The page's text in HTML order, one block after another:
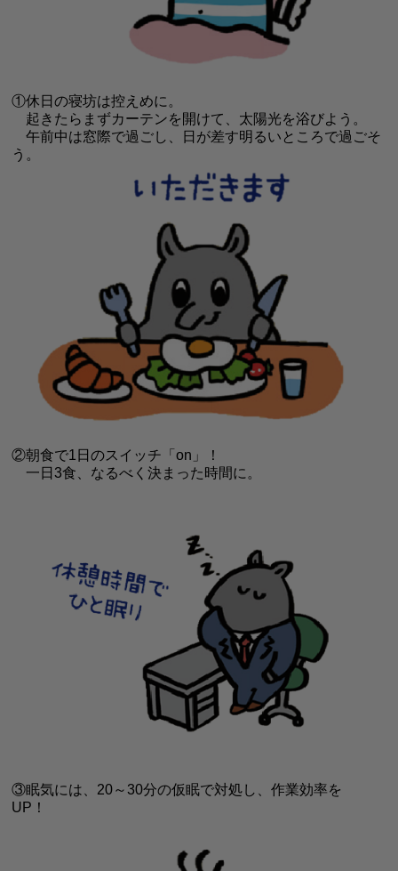
①休日の寝坊は控えめに。
起きたらまずカーテンを開けて、太陽光を浴びよう。
午前中は窓際で過ごし、日が差す明るいところで過ごそ
う。
②朝食で1日のスイッチ「on」！
一日3食、なるべく決まった時間に。
③眠気には、20～30分の仮眠で対処し、 作業効率を
UP！